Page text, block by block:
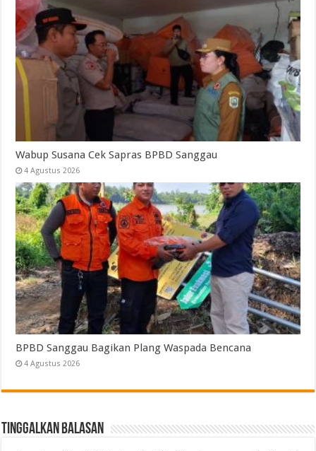
Wabup Susana Cek Sapras BPBD Sanggau
4 Agustus 2026
BPBD Sanggau Bagikan Plang Waspada Bencana
4 Agustus 2026
Tinggalkan Balasan